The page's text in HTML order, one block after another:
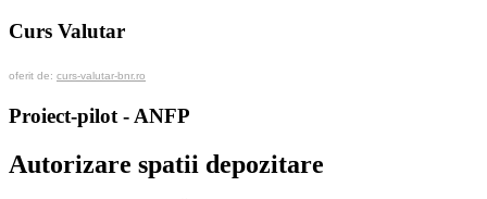
Curs Valutar
oferit de: curs-valutar-bnr.ro
Proiect-pilot - ANFP
Autorizare spatii depozitare